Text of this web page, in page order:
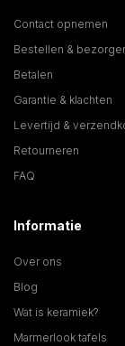
Contact opnemen
Bestellen &
Betalen
Garantie & klachten
Levertijd &
Retourneren
FAQ
Informatie
Over ons
Blog
Wat is keramiek?
Marmerlook tafels